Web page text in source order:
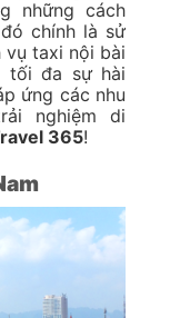
nên quan sát
phải những
oan:
tỉnh táo,
nhiều, và
tuyến
bị cần thiết,
toàn khi di